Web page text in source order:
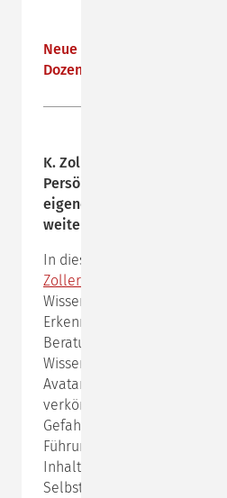
Neue Veröffentlichungen
Dozenten
K. Zoller und P. Nussbaumer:
Persönlichkeitsbewusste
eigenen Führungsstil
weiterentwickeln
In diesem Buch verbinden
Zoller
Wissen über Führung mit
Erkenntnissen aus
Beratungspraxis. Eine
Wissensvermittlung anhand
Avataren, die
verkörpern. Die
Gefahren ihres Verhaltens in
Führungssituationen
Inhalte lebendig und laden
Selbstreflexion ein.